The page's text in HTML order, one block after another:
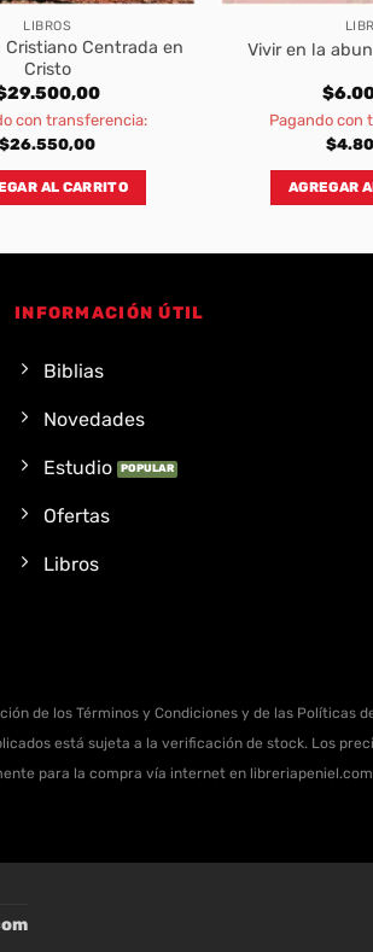
LIBROS
Cristiano Centrada en
Cristo
29.500,00
con transferencia:
$26.550,00
AL CARRITO
Vivir en la
$
Pagando con
$
AGREGAR
INFORMACIÓN ÚTIL
Biblias
Novedades
Estudio
Ofertas
Libros
de los Términos y Condiciones y de las Políticas
está sujeta a la verificación de stock. Los
para la compra vía internet en libreriapeniel.com